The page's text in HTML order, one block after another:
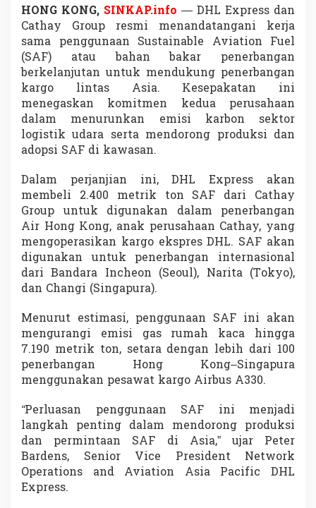
S
A
F
D
o
r
n
g
L
o
g
s
t
i
k
U
d
a
r
a
R
m
a
h
n
u
n
A
HONG KONG, SINKAP.info — DHL Express dan
Cathay Group resmi menandatangani kerja
sama penggunaan Sustainable Aviation Fuel
(SAF) atau bahan bakar penerbangan
berkelanjutan untuk mendukung penerbangan
kargo lintas Asia. Kesepakatan ini
menegaskan komitmen kedua perusahaan
dalam menurunkan emisi karbon sektor
logistik udara serta mendorong produksi dan
adopsi SAF di kawasan.
Dalam perjanjian ini, DHL Express akan
membeli 2.400 metrik ton SAF dari Cathay
Group untuk digunakan dalam penerbangan
Air Hong Kong, anak perusahaan Cathay, yang
mengoperasikan kargo ekspres DHL. SAF akan
digunakan untuk penerbangan internasional
dari Bandara Incheon (Seoul), Narita (Tokyo),
dan Changi (Singapura).
Menurut estimasi, penggunaan SAF ini akan
mengurangi emisi gas rumah kaca hingga
7.190 metrik ton, setara dengan lebih dari 100
penerbangan Hong Kong–Singapura
menggunakan pesawat kargo Airbus A330.
“Perluasan penggunaan SAF ini menjadi
langkah penting dalam mendorong produksi
dan permintaan SAF di Asia,” ujar Peter
Bardens, Senior Vice President Network
Operations and Aviation Asia Pacific DHL
Express.